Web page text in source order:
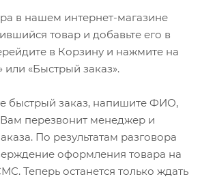
в нашем интернет-магазине
товар и добавьте его в
в Корзину и нажмите на
или «Быстрый заказ».
быстрый заказ, напишите ФИО,
перезвонит менеджер и
По результатам разговора
оформления товара на
Теперь останется только ждать